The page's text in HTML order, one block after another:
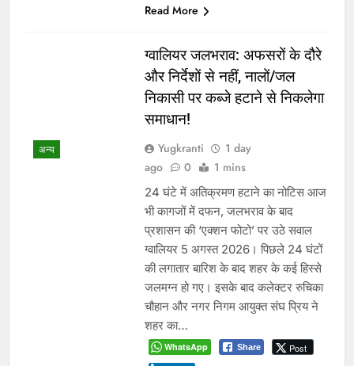
Read More
अन्य
ग्वालियर जलभराव: अफसरों के दौरे
और निर्देशों से नहीं, नालों/जल
निकासी पर कब्जे हटाने से निकलेगा
समाधान!
Yugkranti
1 day
ago
0 1 mins
24 घंटे में अतिक्रमण हटाने का नोटिस आज
भी कागजों में दफन, जलभराव के बाद
प्रशासन की ‘एक्शन फोटो’ पर उठे सवाल
ग्वालियर 5 अगस्त 2026। पिछले 24 घंटों
की लगातार बारिश के बाद शहर के कई हिस्से
जलमग्न हो गए। इसके बाद कलेक्टर रुचिका
चौहान और नगर निगम आयुक्त संघ प्रिय ने
शहर का…
WhatsApp Share Post